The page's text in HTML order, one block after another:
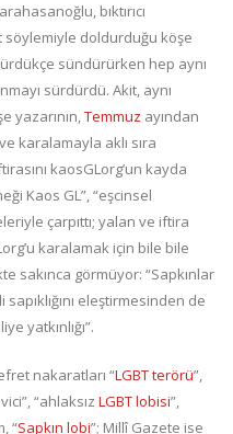
bıktırıcı
doldurduğu köşe
sündürürken hep aynı
sürdürdü. Akit, aynı
yazarının,Temmuz ayından
karalamayla aklı sıra
kaosGLorg’un kayda
Kaos GL”, “eşcinsel
çarpıttı; yalan ve iftira
karalamak için bile bile
sakınca görmüyor: “Sapkınlar
eleştirmesinden de
yatkınlığı”.
nakaratları “LGBT terörü”,
“ahlaksız LGBT lobisi”,
“Sapkın lobi”; Millî Gazete ise